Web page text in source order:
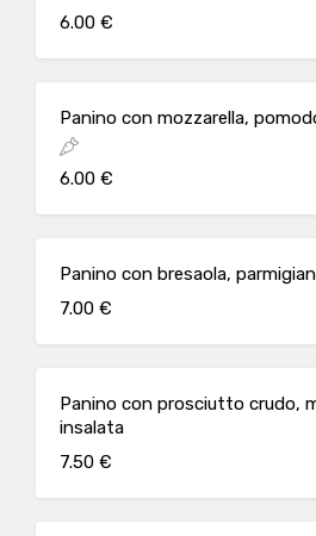
6.00 €
Panino con mozzarella,
6.00 €
Panino con bresaola,
7.00 €
Panino con prosciutto crudo,
insalata
7.50 €